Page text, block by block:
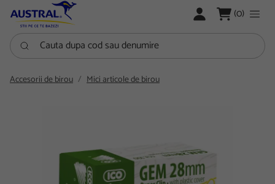
LOGARE (0)
Cauta dupa cod sau denumire
Accesorii de birou Mici articole de birou